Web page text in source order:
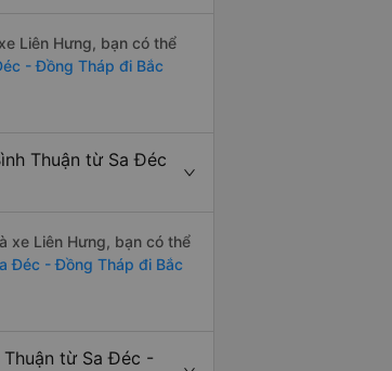
Liên Hưng, bạn có thể
- Đồng Tháp đi Bắc
Thuận từ Sa Đéc
xe Liên Hưng, bạn có thể
Đéc - Đồng Tháp đi Bắc
từ Sa Đéc -